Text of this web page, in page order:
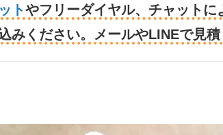
トやフリーダイヤル、チャットに
みください。メールやLINEで見積